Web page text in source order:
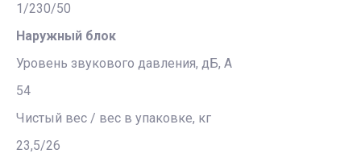
1/230/50
Наружный блок
Уровень звукового давления, дБ, А
54
Чистый вес / вес в упаковке, кг
23,5/26